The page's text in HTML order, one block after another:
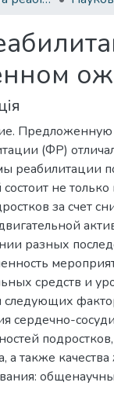
(ФР)
реабилитации
состоит не
за счет
разных
средств и
следующих
сердечно-
а также